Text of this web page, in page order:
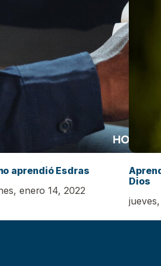
aprendió Esdras
enero 14, 2022
Dios